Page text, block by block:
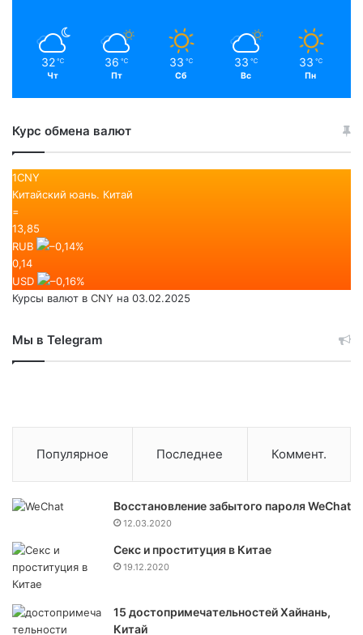
32 ℃
Чт
36 ℃
Пт
33 ℃
Сб
33 ℃
Вс
33 ℃
Пн
Курс обмена валют
1CNY
Китайский юань. Китай
=
13,85
RUB
–0,14%
0,14
USD
–0,16%
Курсы валют в CNY на 03.02.2025
Мы в Telegram
Популярное Последнее Коммент.
Восстановление забытого пароля WeChat
12.03.2020
Секс и проституция в Китае
19.12.2020
15 достопримечательностей Хайнань,
Китай